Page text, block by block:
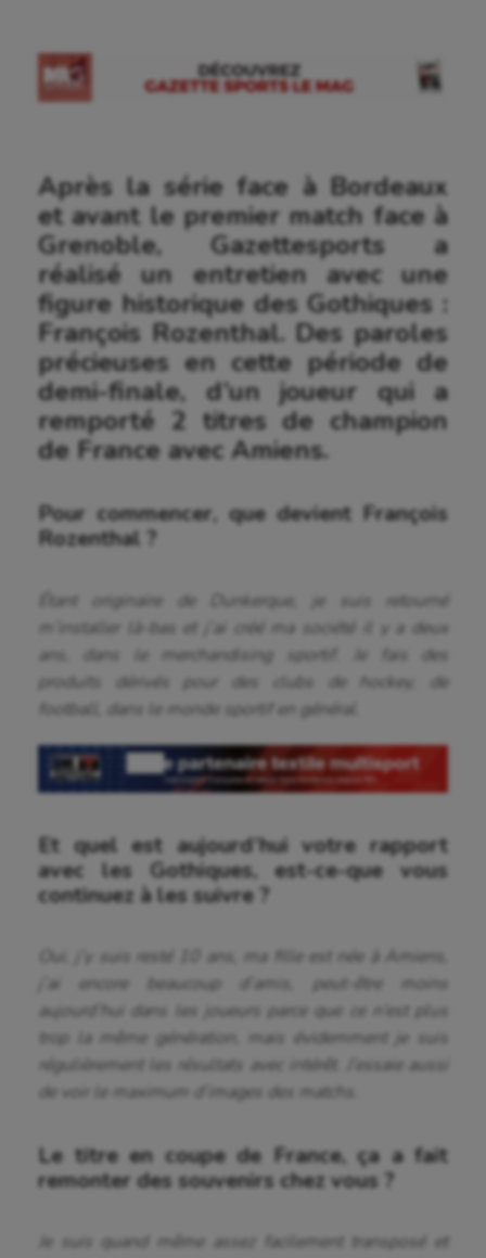
Après la série face à Bordeaux
et avant le premier match face à
Grenoble, Gazettesports a
réalisé un entretien avec une
figure historique des Gothiques :
François Rozenthal. Des paroles
précieuses en cette période de
demi-finale, d’un joueur qui a
remporté 2 titres de champion
de France avec Amiens.
Pour commencer, que devient François
Rozenthal ?
Étant originaire de Dunkerque, je suis retourné
m’installer là-bas et j’ai créé ma société il y a deux
ans, dans le merchandising sportif. Je fais des
produits dérivés pour des clubs de hockey, de
football, dans le monde sportif en général.
Et quel est aujourd’hui votre rapport
avec les Gothiques, est-ce-que vous
continuez à les suivre ?
Oui, j’y suis resté 10 ans, ma fille est née à Amiens,
j’ai encore beaucoup d’amis, peut-être moins
aujourd’hui dans les joueurs parce que ce n’est plus
trop la même génération, mais évidemment je suis
régulièrement les résultats avec intérêt. J’essaie aussi
de voir le maximum d’images des matchs.
Le titre en coupe de France, ça a fait
remonter des souvenirs chez vous ?
Je suis quand même assez facilement transposé et